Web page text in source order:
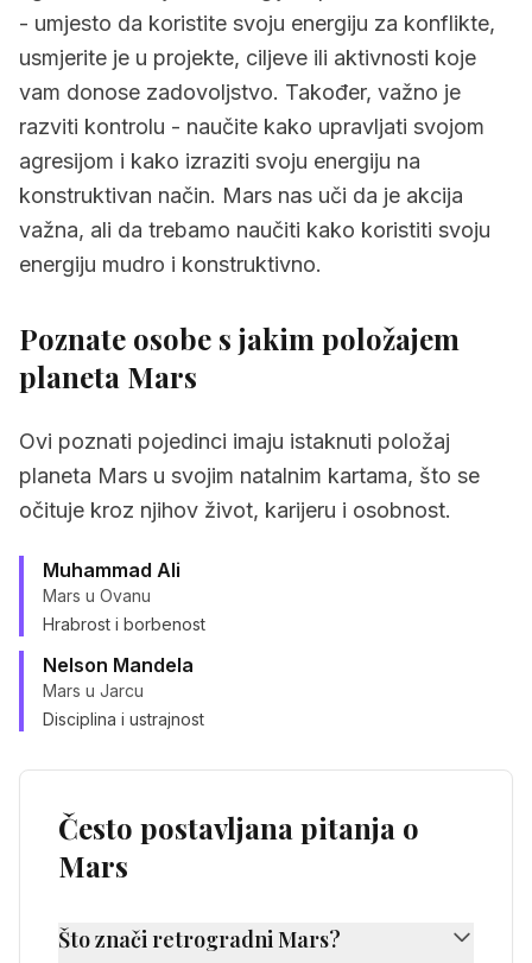
- umjesto da koristite svoju energiju za konflikte,
usmjerite je u projekte, ciljeve ili aktivnosti koje
vam donose zadovoljstvo. Također, važno je
razviti kontrolu - naučite kako upravljati svojom
agresijom i kako izraziti svoju energiju na
konstruktivan način. Mars nas uči da je akcija
važna, ali da trebamo naučiti kako koristiti svoju
energiju mudro i konstruktivno.
Poznate osobe s jakim položajem
planeta Mars
Ovi poznati pojedinci imaju istaknuti položaj
planeta Mars u svojim natalnim kartama, što se
očituje kroz njihov život, karijeru i osobnost.
Muhammad Ali
Mars u Ovanu
Hrabrost i borbenost
Nelson Mandela
Mars u Jarcu
Disciplina i ustrajnost
Često postavljana pitanja o
Mars
Što znači retrogradni Mars?